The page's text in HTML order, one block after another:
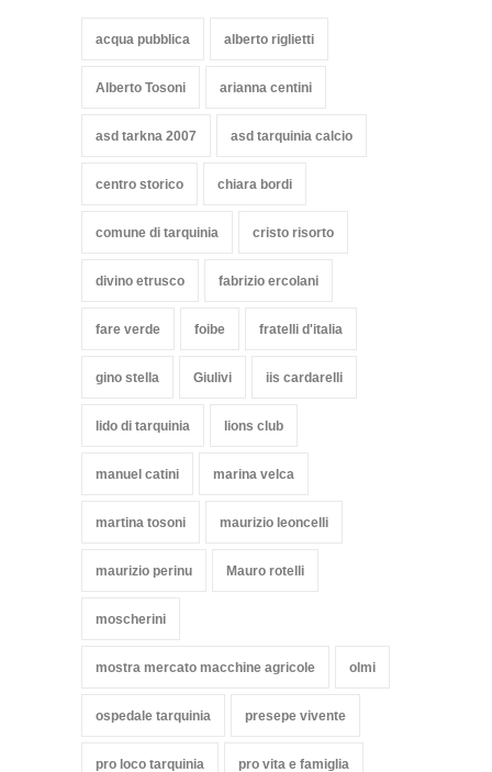
acqua pubblica alberto riglietti
Alberto Tosoni arianna centini
asd tarkna 2007 asd tarquinia calcio
centro storico chiara bordi
comune di tarquinia cristo risorto
divino etrusco fabrizio ercolani
fare verde foibe fratelli d'italia
gino stella Giulivi iis cardarelli
lido di tarquinia lions club
manuel catini marina velca
martina tosoni maurizio leoncelli
maurizio perinu Mauro rotelli
moscherini
mostra mercato macchine agricole olmi
ospedale tarquinia presepe vivente
pro loco tarquinia pro vita e famiglia